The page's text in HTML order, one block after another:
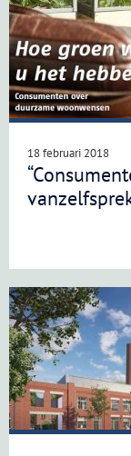
18 februari 2018